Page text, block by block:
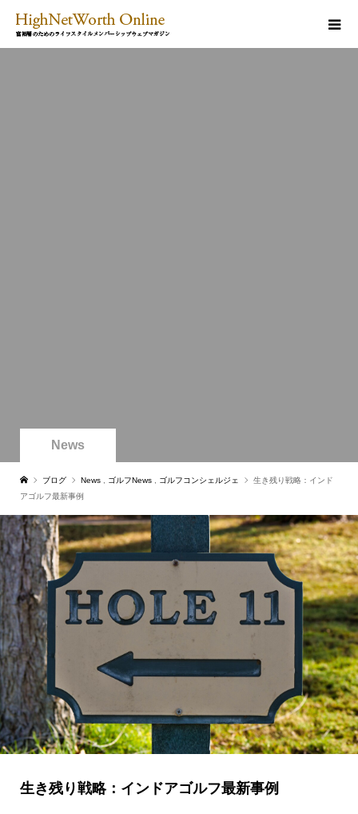
News
ブログ News ゴルフNews ゴルフコンシェルジェ
生き残り戦略：インド
アゴルフ最新事例
生き残り戦略：インドアゴルフ最新事例